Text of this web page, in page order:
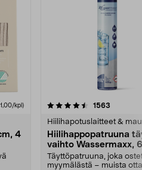
kpl)
4
1563
Hiilihapotuslaitteet &
Hiilihappopatruuna
vaihto Wassermaxx,
Täyttöpatruuna, joka
myymälästä – muista
4.5viidestä